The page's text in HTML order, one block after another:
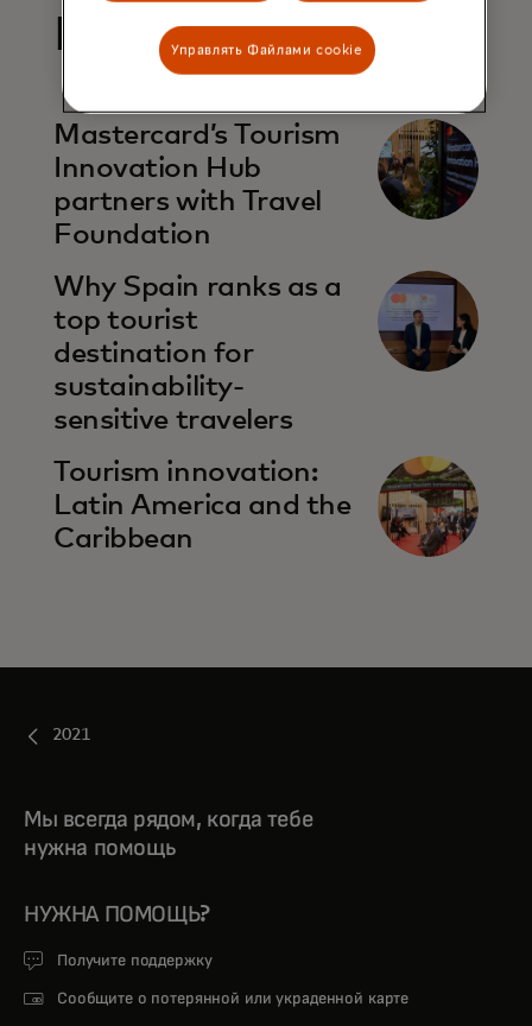
Related Reports
Mastercard’s Tourism
Innovation Hub
partners with Travel
Foundation
opens in a new tab
Why Spain ranks as a
top tourist
destination for
sustainability-
sensitive travelers
opens in a new tab
Tourism innovation:
Latin America and the
Caribbean
opens in a new tab
2021
Мы всегда рядом, когда тебе
нужна помощь
НУЖНА ПОМОЩЬ?
Получите поддержку
Сообщите о потерянной или украденной карте
Управлять Файлами cookie